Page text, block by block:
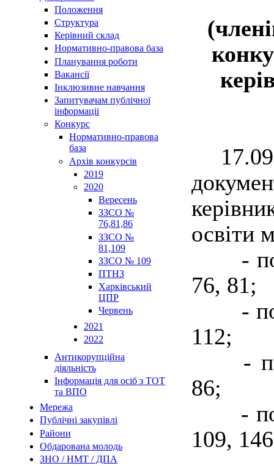
Положення
Структура
Керівний склад
Нормативно-правова база
Планування роботи
Вакансії
Інклюзивне навчання
Запитувачам публічної
інформаціі
Конкурс
Нормативно-правова
база
Архів конкурсів
2019
2020
Вересень
ЗЗСО №
76,81,86
ЗЗСО №
81,109
ЗЗСО № 109
ПТНЗ
Харківський
ЦПР
Червень
2021
2022
Антикорупційна
діяльність
Інформація для осіб з ТОТ
та ВПО
Мережа
Публічні закупівлі
Райони
Обдарована молодь
ЗНО / НМТ / ДПА
освіти
-
76, 81;
-
112;
-
86;
-
109,